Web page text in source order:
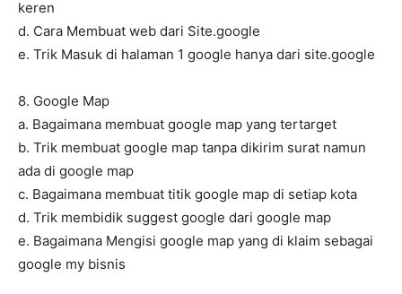
keren
d. Cara Membuat web dari Site.google
e. Trik Masuk di halaman 1 google hanya dari site.google
8. Google Map
a. Bagaimana membuat google map yang tertarget
b. Trik membuat google map tanpa dikirim surat namun
ada di google map
c. Bagaimana membuat titik google map di setiap kota
d. Trik membidik suggest google dari google map
e. Bagaimana Mengisi google map yang di klaim sebagai
google my bisnis